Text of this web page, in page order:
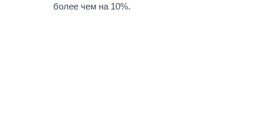
ГЛАВЫ ОБЛАДМИНИСТРАЦИЙ
более чем на 10%.